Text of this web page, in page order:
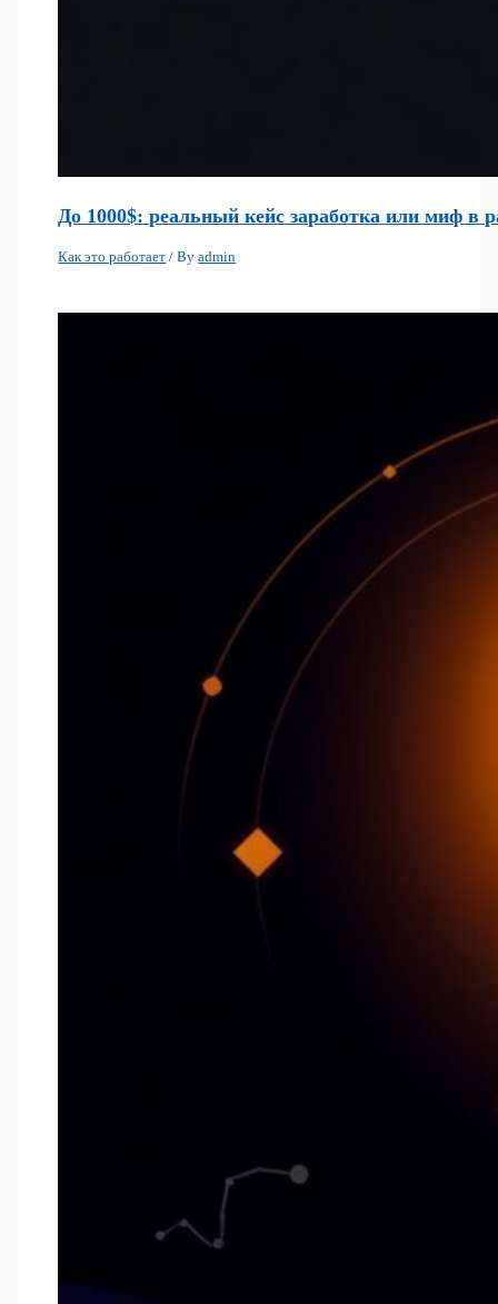
До 1000$: реальный кейс заработка или миф в
Как это работает / Byadmin